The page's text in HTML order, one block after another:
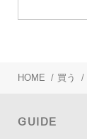
HOME / 買う /
GUIDE